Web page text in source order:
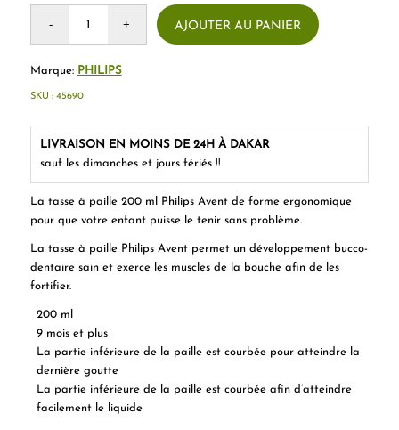
La tasse à paille 200 ml Philips Avent de forme ergonomique
pour que votre enfant puisse le tenir sans problème.
La tasse à paille Philips Avent permet un développement bucco-
dentaire sain et exerce les muscles de la bouche afin de les
fortifier.
200 ml
9 mois et plus
La partie inférieure de la paille est courbée pour atteindre la
dernière goutte
La partie inférieure de la paille est courbée afin d’atteindre
facilement le liquide
AJOUTER AU PANIER
Marque: PHILIPS
LIVRAISON EN MOINS DE 24H À DAKAR
sauf les dimanches et jours fériés !!
SKU : 45690